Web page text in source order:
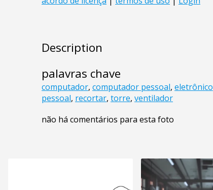
Description
palavras chave
computador, computador pessoal, eletrônico
pessoal, recortar, torre, ventilador
não há comentários para esta foto